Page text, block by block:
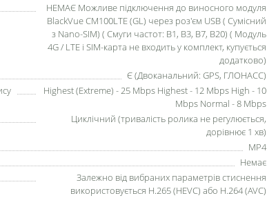
НЕМАЄ Можливе підключення до виносного модуля
BlackVue CM100LTE (GL) через роз'єм USB ( Сумісний
з Nano-SIM) ( Смуги частот: B1, B3, B7, B20) ( Модуль
4G / LTE і SIM-карта не входить у комплект, купується
додатково)
Є (Двоканальний: GPS, ГЛОНАСС)
Highest (Extreme) - 25 Mbps Highest - 12 Mbps High - 10
Mbps Normal - 8 Mbps
Циклічний (тривалість ролика не регулюється,
дорівнює 1 хв)
MP4
Немає
Залежно від вибраних параметрів стиснення
використовується H.265 (HEVC) або H.264 (AVC)